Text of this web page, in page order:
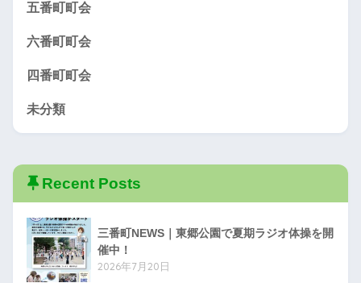
五番町町会
六番町町会
四番町町会
未分類
Recent Posts
三番町NEWS｜東郷公園で夏期ラジオ体操を開
催中！
2026年7月20日